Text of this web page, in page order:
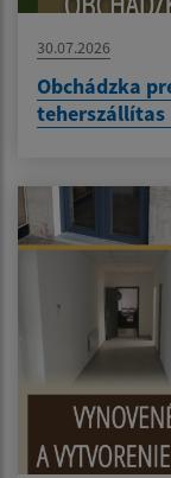
30.07.2026
Obchádzka
teherszállítas